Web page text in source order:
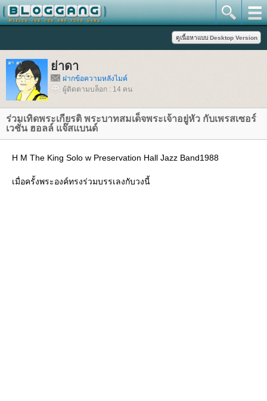
่าดา
ฝากข้อความหลังไมค์
ผู้ติดตามบล็อก : 14 คน
ร่วมเทิดพระเกียรติ พระบาทสมเด็จพระเจ้าอยู่หัว กับเพรสเซอร์
เวชั่น ฮอลล์ แจ๊สแบนด์
H M The King Solo w Preservation Hall Jazz Band1988
เมื่อครั้งพระองค์ทรงร่วมบรรเลงกับวงนี้